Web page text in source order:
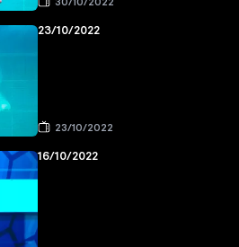
30/10/2022
23/10/2022
23/10/2022
16/10/2022